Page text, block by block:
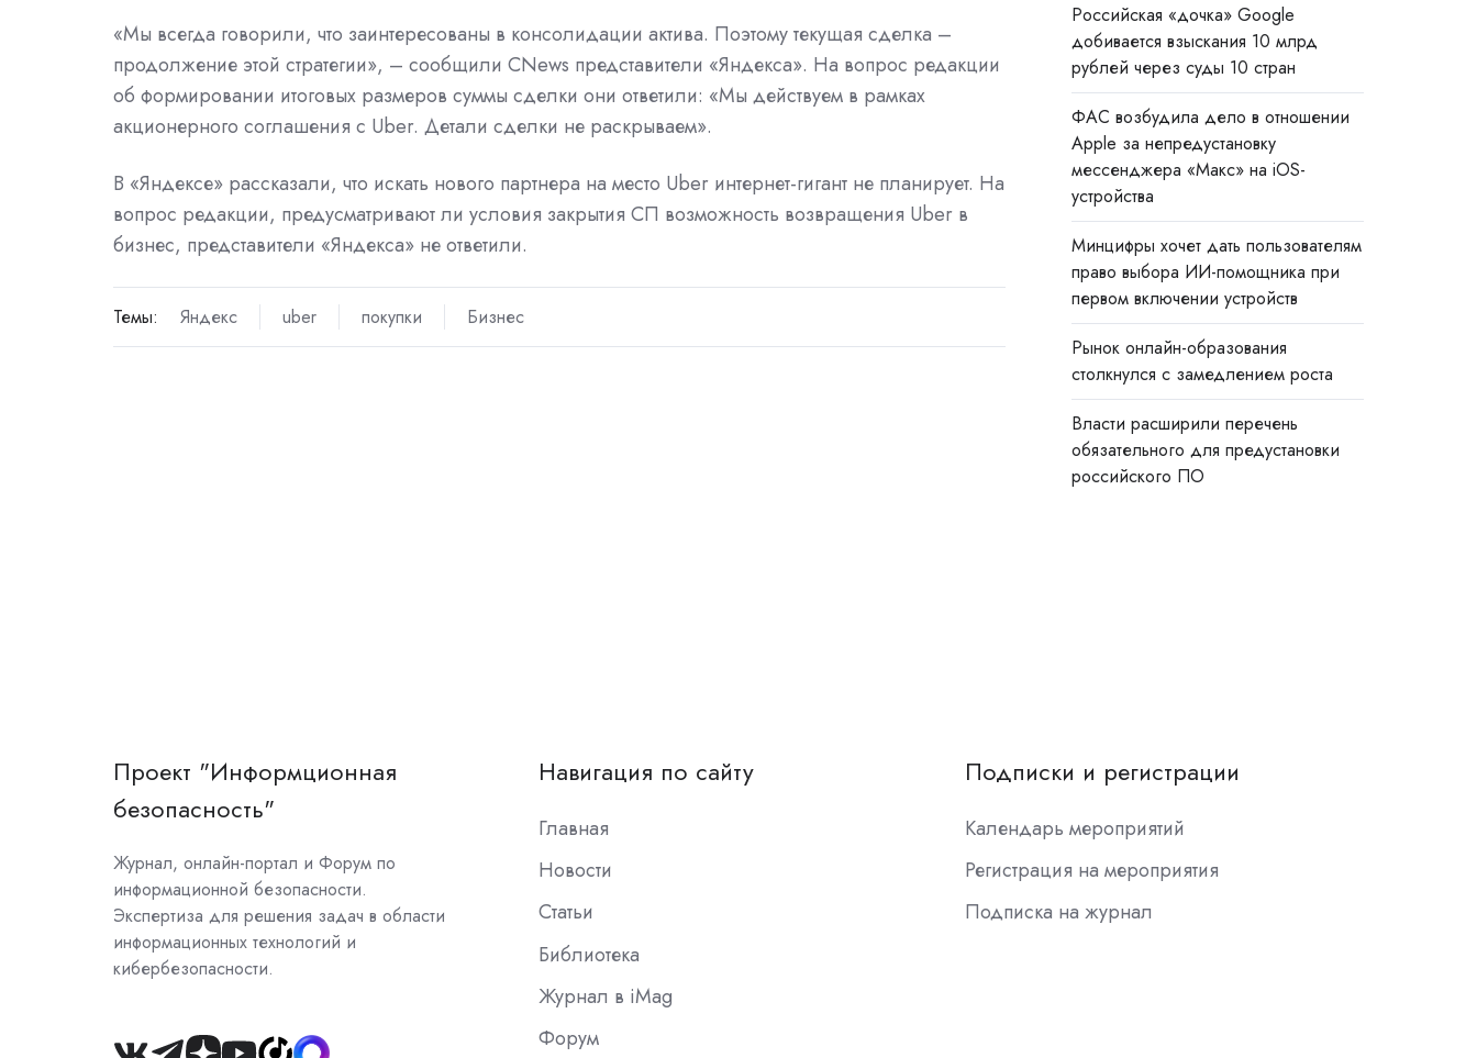
«Мы всегда говорили, что заинтересованы в консолидации актива. Поэтому текущая сделка –
продолжение этой стратегии», – сообщили CNews представители «Яндекса». На вопрос редакции
об формировании итоговых размеров суммы сделки они ответили: «Мы действуем в рамках
акционерного соглашения с Uber. Детали сделки не раскрываем».
В «Яндексе» рассказали, что искать нового партнера на место Uber интернет-гигант не планирует. На
вопрос редакции, предусматривают ли условия закрытия СП возможность возвращения Uber в
бизнес, представители «Яндекса» не ответили.
Темы: Яндекс uber покупки Бизнес
Российская «дочка» Google
добивается взыскания 10 млрд
рублей через суды 10 стран
ФАС возбудила дело в отношении
Apple за непредустановку
мессенджера «Макс» на iOS-
устройства
Минцифры хочет дать пользователям
право выбора ИИ-помощника при
первом включении устройств
Рынок онлайн-образования
столкнулся с замедлением роста
Власти расширили перечень
обязательного для предустановки
российского ПО
Проект "Информционная
безопасность"
Журнал, онлайн-портал и Форум по
информационной безопасности.
Экспертиза для решения задач в области
информационных технологий и
кибербезопасности.
Навигация по сайту
Главная
Новости
Статьи
Библиотека
Журнал в iMag
Форум
Подписки и регистрации
Календарь мероприятий
Регистрация на мероприятия
Подписка на журнал